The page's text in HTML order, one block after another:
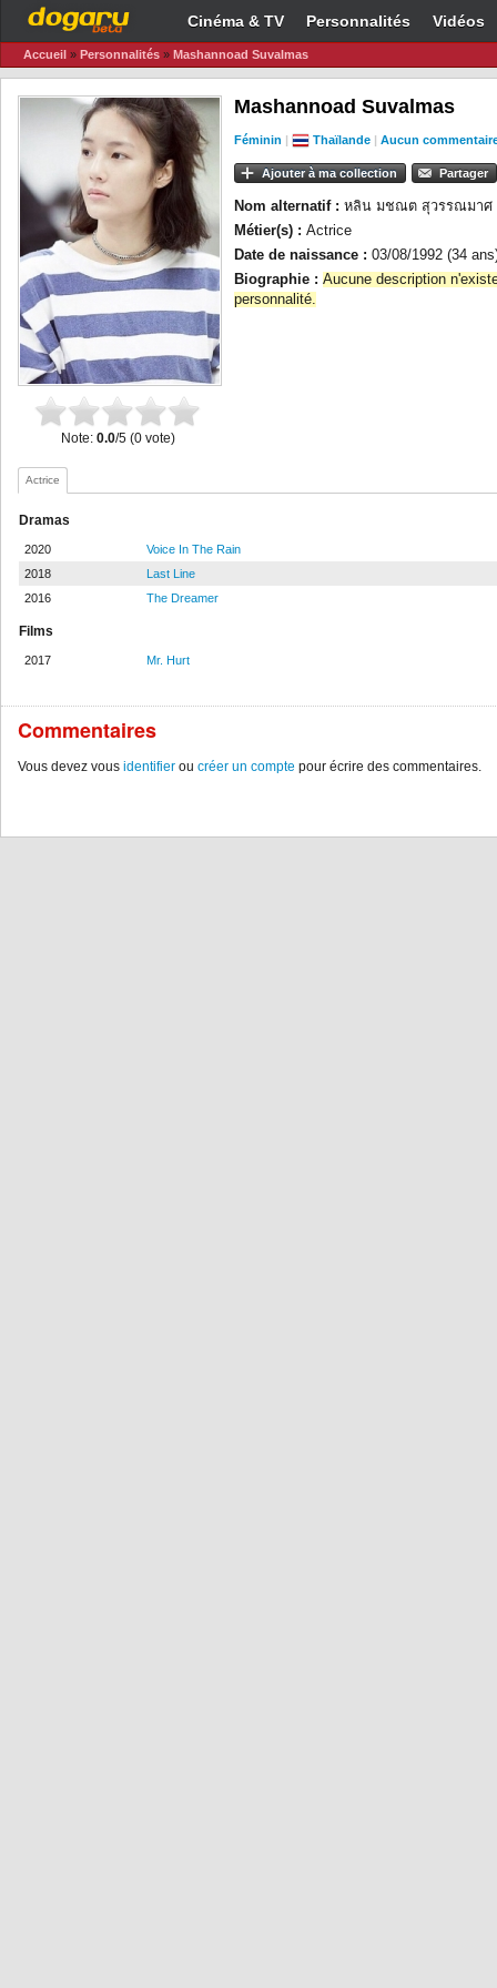
Cinéma & TV Personnalités Vidéos
Accueil » Personnalités » Mashannoad Suvalmas
Note: 0.0/5 (0 vote)
Mashannoad Suvalmas
Féminin | Thaïlande | Aucun
Ajouter à ma collection Partager
Nom alternatif : หลิน มชณต สุวรรณมาศ
Métier(s) : Actrice
Date de naissance : 03/08/1992 (34
Biographie : Aucune description
personnalité.
Actrice
Dramas
2020
Voice In The Rain
2018
Last Line
2016
The Dreamer
Films
2017 Mr. Hurt
Commentaires
Vous devez vous identifier ou créer un compte pour écrire des commentaires.